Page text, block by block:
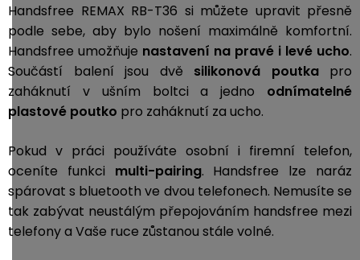
Handsfree REMAX RB-T36 si můžete upravit přesně
podle sebe, aby bylo nošení maximálně komfortní.
Handsfree umožňuje nastavení na pravé i levé ucho.
Součástí balení jsou dvě silikonová poutkapro
zaháknutí v ušním boltci a jedno odnímatelné
plastové poutko pro zaháknutí za ucho.
Pokud v práci používáte osobní i firemní telefon,
oceníte funkci multi-pairing. Handsfree lze naráz
spárovat s bluetooth ve dvou telefonech. Nemusíte se
tak zabývat neustálým přepojováním handsfree mezi
telefony a Vaše ruce zůstanou stále volné.